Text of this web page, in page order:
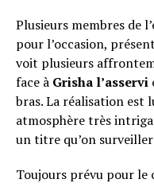
Plusieurs membres de
pour l’occasion,
voit plusieurs
face à Grisha l’asservi
bras. La réalisation est
atmosphère très
un titre qu’on
Toujours prévu pour le